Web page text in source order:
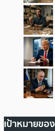
เป้าหมายของ